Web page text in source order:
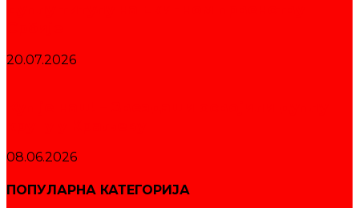
20.07.2026
08.06.2026
ПОПУЛАРНА КАТЕГОРИЈА